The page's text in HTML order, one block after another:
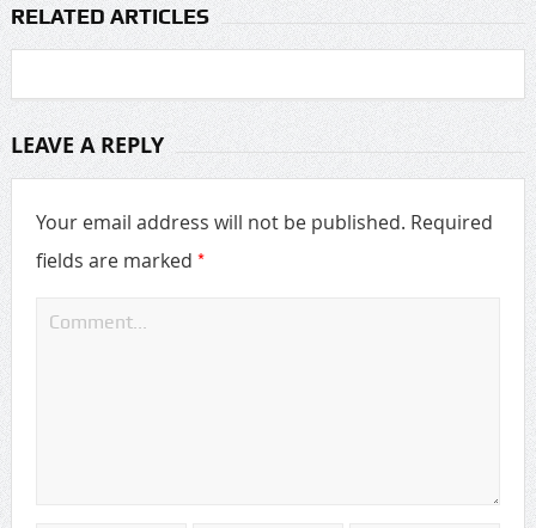
RELATED ARTICLES
LEAVE A REPLY
Your email address will not be published. Required
fields are marked *